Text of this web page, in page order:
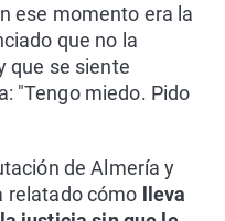
ese momento era la
que no la
que se siente
"Tengo miedo. Pido
de Almería y
relatado cómo
lleva